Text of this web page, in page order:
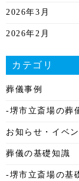
2026年3月
2026年2月
2026年1月
2025年12月
カテゴリ
葬儀事例
-堺市立斎場の葬
お知らせ・イベ
葬儀の基礎知識
-堺市立斎場の基